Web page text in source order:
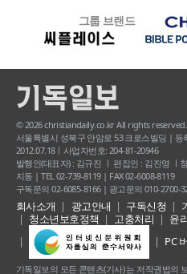
그룹 브랜드
© 2026 christiandaily.co.kr All rights reserved.
서울특별시 성북구 안암로 53 크로스빌딩 | 등
2012.07.18ㅣ사업자번호: 204-81-20946
발행인(대표자) : 김규진 ㅣ 편집인 : 김진영
지동 | TEL 02-739-8119 | FAX 02-6008-8119
구독문의 02-6085-8166 | 광고문의 010-2700-
회사소개 광고안내 구독신청
청소년보호정책
고충처리
윤
PC
기독일보의 모든 콘텐츠(기사) 는 저작권법의